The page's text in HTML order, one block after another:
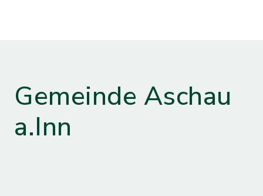
Gemeinde Aschau
a.Inn